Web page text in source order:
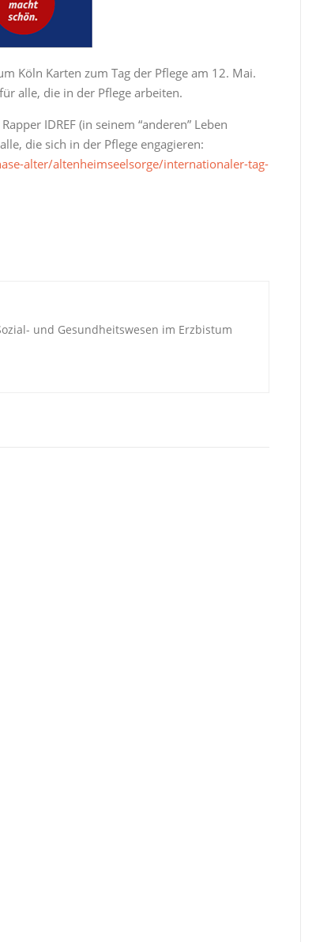
Köln Karten zum Tag der Pflege am 12. Mai.
alle, die in der Pflege arbeiten.
IDREF (in seinem “anderen” Leben
die sich in der Pflege engagieren:
alter/altenheimseelsorge/internationaler-tag-
und Gesundheitswesen im Erzbistum